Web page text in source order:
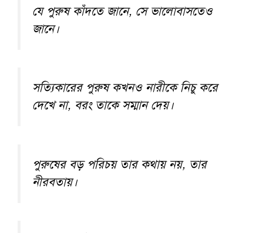
যে পুরুষ কাঁদতে জানে, সে ভালোবাসতেও
জানে।
সত্যিকারের পুরুষ কখনও নারীকে নিচু করে
দেখে না, বরং তাকে সম্মান দেয়।
পুরুষের বড় পরিচয় তার কথায় নয়, তার
নীরবতায়।